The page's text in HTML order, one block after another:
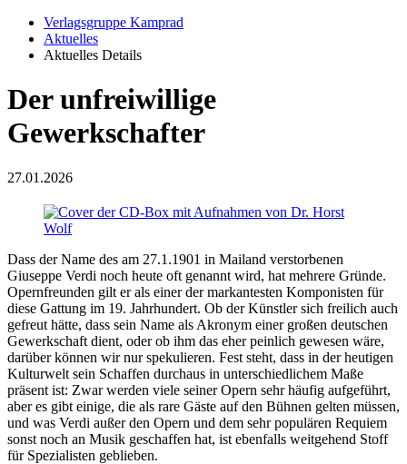
Verlagsgruppe Kamprad
Aktuelles
Aktuelles Details
Der unfreiwillige
Gewerkschafter
27.01.2026
Dass der Name des am 27.1.1901 in Mailand verstorbenen
Giuseppe Verdi noch heute oft genannt wird, hat mehrere Gründe.
Opernfreunden gilt er als einer der markantesten Komponisten für
diese Gattung im 19. Jahrhundert. Ob der Künstler sich freilich auch
gefreut hätte, dass sein Name als Akronym einer großen deutschen
Gewerkschaft dient, oder ob ihm das eher peinlich gewesen wäre,
darüber können wir nur spekulieren. Fest steht, dass in der heutigen
Kulturwelt sein Schaffen durchaus in unterschiedlichem Maße
präsent ist: Zwar werden viele seiner Opern sehr häufig aufgeführt,
aber es gibt einige, die als rare Gäste auf den Bühnen gelten müssen,
und was Verdi außer den Opern und dem sehr populären Requiem
sonst noch an Musik geschaffen hat, ist ebenfalls weitgehend Stoff
für Spezialisten geblieben.